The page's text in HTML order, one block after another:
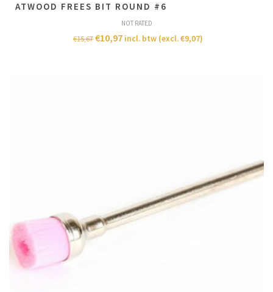
ATWOOD FREES BIT ROUND #6
NOT RATED
€15,67 €10,97 incl. btw (excl.€9,07)